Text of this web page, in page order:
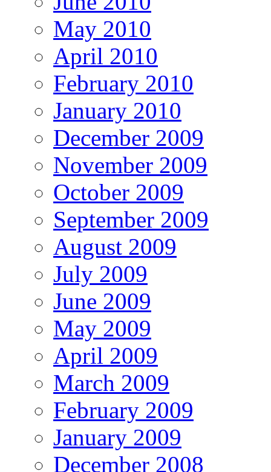
May 2010
April 2010
February 2010
January 2010
December 2009
November 2009
October 2009
September 2009
August 2009
July 2009
June 2009
May 2009
April 2009
March 2009
February 2009
January 2009
December 2008